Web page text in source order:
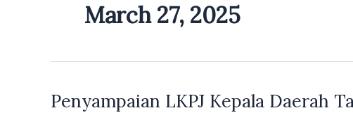
March 27, 2025
Penyampaian LKPJ Kepala Daerah